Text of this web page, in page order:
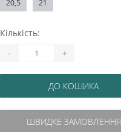
20,5 21
Кількість:
- +
ДО КОШИКА
ШВИДКЕ ЗАМОВЛЕННЯ